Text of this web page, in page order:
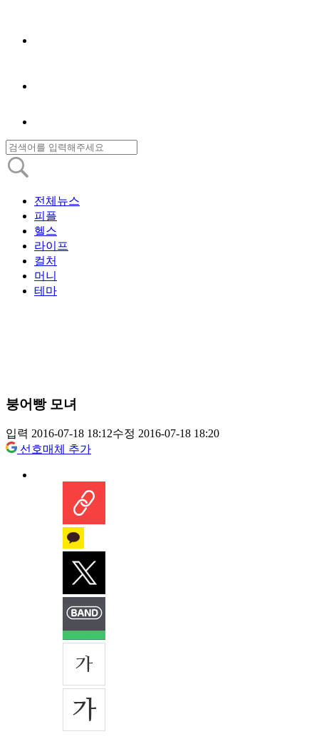
전체뉴스
피플
헬스
라이프
컬처
머니
테마
붕어빵 모녀
입력 2016-07-18 18:12수정 2016-07-18 18:20
선호매체 추가